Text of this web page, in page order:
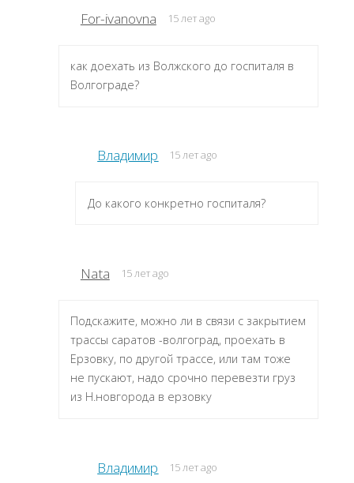
For-ivanovna 15 лет ago
как доехать из Волжского до госпиталя в
Волгограде?
Владимир 15 лет ago
До какого конкретно госпиталя?
Nata 15 лет ago
Подскажите, можно ли в связи с закрытием
трассы саратов -волгоград, проехать в
Ерзовку, по другой трассе, или там тоже
не пускают, надо срочно перевезти груз
из Н.новгорода в ерзовку
Владимир 15 лет ago